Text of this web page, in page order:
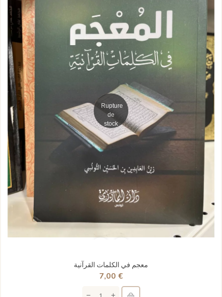
Rupture
de
stock
معجم في الكلمات القرآنية
7,00 €